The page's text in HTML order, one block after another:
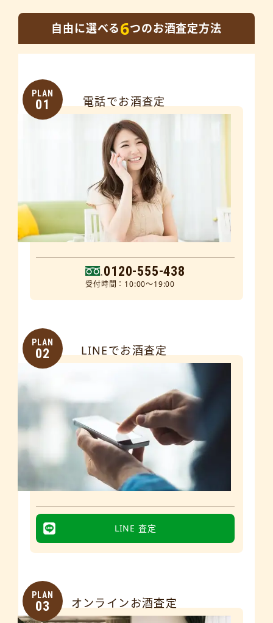
自由に選べる6つのお酒査定方法
PLAN
01 電話でお酒査定
0120-555-438
受付時間：10:00～19:00
PLAN
02 LINEでお酒査定
LINE 査定
PLAN
03 オンラインお酒査定